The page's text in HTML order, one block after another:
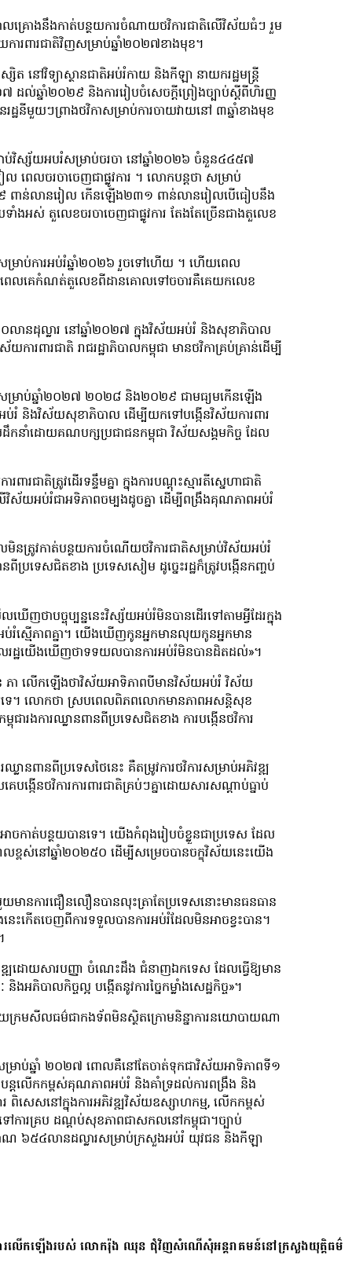
បាលគ្រោងនឹងកាត់បន្ថយការចំណាយថវិការជាតិលើវិស័យធំៗ រួម
រពារជាតិវិញសម្រាប់ឆ្នាំ២០២៧​ខាងមុខ។
នៅវិទ្យាស្ថានជាតិអប់រំកាយ និងកីឡា នាយករដ្ឋមន្ត្រី
ដល់ឆ្នាំ២០២៩ និងការរៀបចំសេចក្ដីព្រៀងច្បាប់ស្ដីពីហិរញ្ញ
ដ្ឋនីមួយៗព្រាងថវិកាសម្រាប់ការចាយវាយនៅ ៣ឆ្នាំខាងមុខ
វិស្ស័យ​អបរំសម្រាប់ចរចា នៅឆ្នាំ២០២៦ ចំនួន៤៤៥៧
េលចរចាចេញជាផ្លូវការ ។ លោកបន្តថា សម្រាប់
៩ ពាន់​លានរៀល កើនឡើង២៣១ ពាន់លានរៀលបើធៀបនឹង
អស់ តួលេខចរចាចេញជាផ្លូវការ តែងតែច្រើនជាងតួលេខ
សម្រាប់ការអប់រំឆ្នាំ២០២៦ រួចទៅហើយ ។ ហើយពេល
ពេលគេកំណត់តួលេខពីដានគោលទៅចចារគឺគេយកលេខ
លានដុល្លារ នៅឆ្នាំ២០២៧ ក្នុងវិស័យអប់រំ និងសុខាភិបាល
ពារជាតិ រាជរដ្ឋាភិបាលកម្ពុជា មានថវិកាគ្រប់គ្រាន់ដើម្បី
ម្រាប់ឆ្នាំ២០២៧ ២០២៨ និង២០២៩ ជាមធ្យមកើនឡើង
រំ និងវិស័យសុខាភិបាល ដើម្បីយកទៅបង្កើនវិស័យការពារ
ដឹកនាំដោយគណបក្សប្រជាជនកម្ពុជា វិស័យសង្គមកិច្ច ដែល
ត្រូវដើរទន្ទឹមគ្នា ក្នុងការបណ្ដុះស្មារតីស្នេហាជាតិ
ើវិស័យអប់រំជាអទិភាពចម្បងដូចគ្នា ដើម្បីពង្រឹងគុណភាពអប់រំ
នត្រូវកាត់បន្ថយការចំណើយថវិការជាតិសម្រាប់វិស័យអប់រំ
ប្រទេសជិតខាង ប្រទេសសៀម ដូច្នេះរដ្ឋក៏ត្រូវបង្កើនកញ្ចប់
ញថាបច្ចុប្បន្ននេះវិស្ស័យអប់រំមិនបានដើរទៅតាមអ្វីដែរក្នុង
រអប់រំស្មើភាពគ្នា។ យើងឃើញកូនអ្នកមាន​លុយកូនអ្នកមាន
ដ្ឋយើងឃើញថាទទយលបានការអប់រំមិនបានដិតដល់»។
ន ភា លើកឡើងថាវិស័យអាទិភាពបីមានវិស័យអប់រំ វិស័យ
ទេ។ លោកថា ស្របពេលពិភពលោកមានភាពអសន្តិសុខ
ជារងការឈ្លានពានពីប្រទេសជិតខាង ការបង្កើនថវិការ
ាន​ពាន​ពីប្រទេសថៃនេះ គឺតម្រូវការថវិការសម្រាប់អភិវឌ្ឍ
កើនថវិការការពារជាតិគ្រប់ៗគ្នាដោយសារសណ្ដាប់ធ្នាប់
កាត់បន្ថយបានទេ។ យើងកំពុងរៀបចំខ្លួនជាប្រទេស ដែល
ពស់នៅឆ្នាំ២០២៥០ ដើម្បីសម្រេចបានចក្ខុវិស័យនេះយើង
មានការជឿនលឿនបានលុះត្រាតែប្រទេសនោះមានធនធាន
ើតចេញពីការទទួលបានការអប់រំដែលមិនអាចខ្វះបាន។
ឌ្ឍដោយសារបញ្ញា ចំណេះដឹង ជំនាញឯកទេស ដែលធ្វើឱ្យមាន
ភិបាលកិច្ចល្អ បង្កើតនូវការច្នៃកម្លាំងសេដ្ឋកិច្ច»។
យក្រមសីលធម៌ជាកងទ័ពមិនស្ថិតក្រោមនិន្នាការនយោបាយណា
រាប់ឆ្នាំ ២០២៧ ពោលគឺនៅតែចាត់ទុកជាវិស័យអាទិភាពទី១
ន្តលើកកម្ពស់គុណភាពអប់រំ និងគាំទ្រដល់ការពង្រឹង និង
រ ពិសេសនៅក្នុងការអភិវឌ្ឍវិស័យឧស្សាហកម្ម, លើកកម្ពស់
ការគ្រប ដណ្តប់សុខភាពជាសកលនៅកម្ពុជា។ច្បាប់
មាណ ៦៥៤លានដល្លារសម្រាប់ក្រសួងអប់រំ យុវជន និងកីឡា
រលើកឡើងរបស់ លោករ៉ុង ឈុន ជុំវិញសំណើសុំអន្តរាគមន៍នៅក្រសួងយុត្តិធម៌